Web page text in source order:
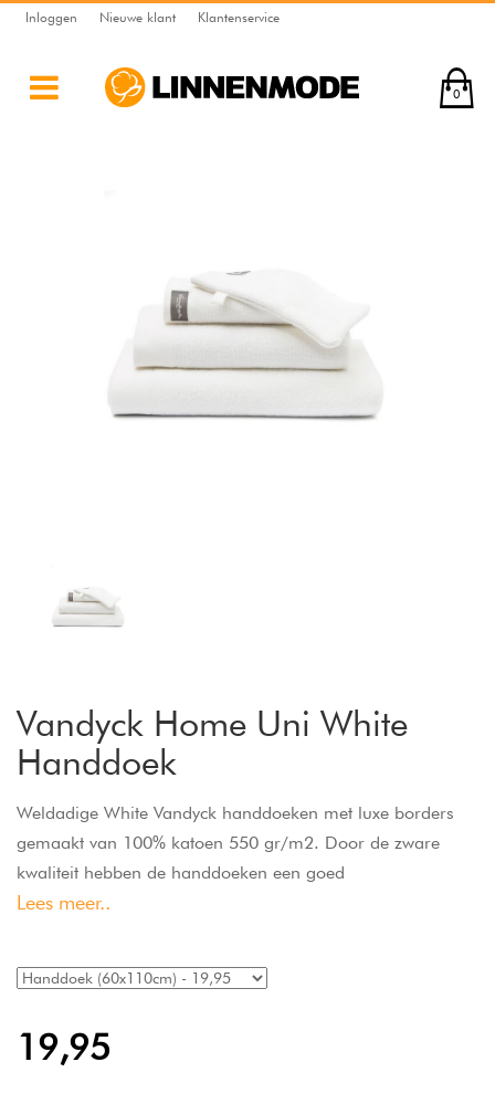
Inloggen Nieuwe klant Klantenservice
0
Vandyck Home Uni White
Handdoek
Weldadige White Vandyck handdoeken met luxe borders
gemaakt van 100% katoen 550 gr/m2. Door de zware
kwaliteit hebben de handdoeken een goed
absorptievermogen en voelen ze heerlijk zacht en soepel
Lees meer..
19,95